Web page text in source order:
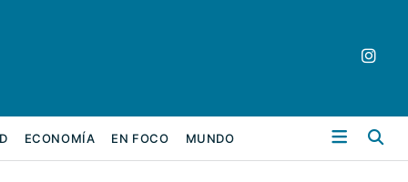
ECONOMÍA EN FOCO MUNDO